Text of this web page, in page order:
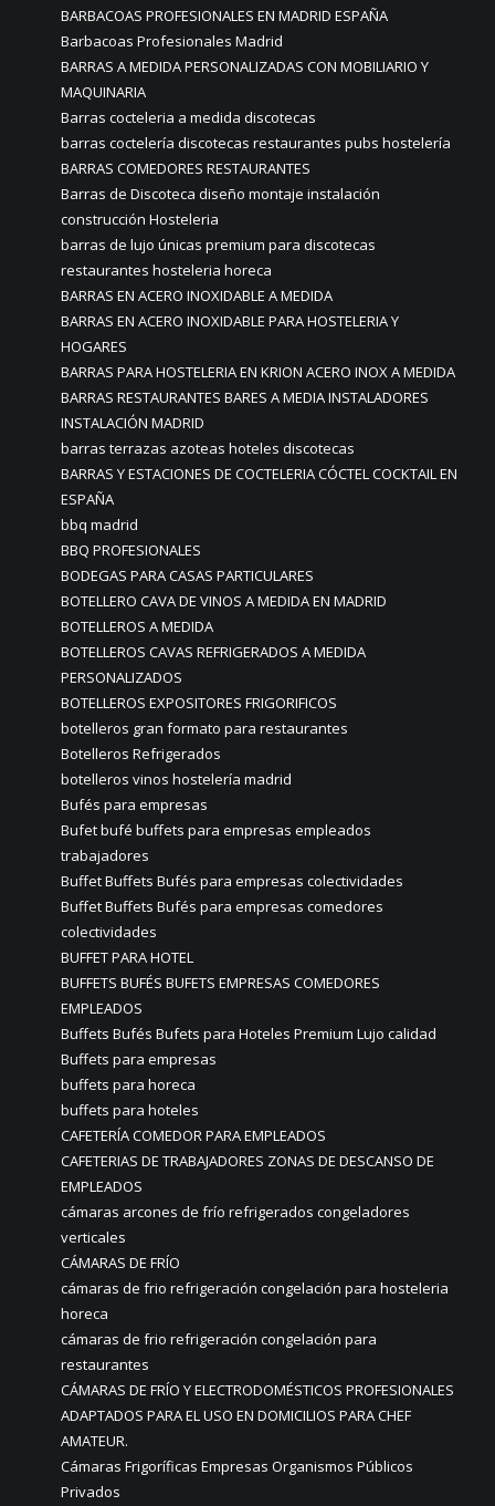
BARBACOAS PROFESIONALES EN MADRID ESPAÑA
Barbacoas Profesionales Madrid
BARRAS A MEDIDA PERSONALIZADAS CON MOBILIARIO Y
MAQUINARIA
Barras cocteleria a medida discotecas
barras coctelería discotecas restaurantes pubs hostelería
BARRAS COMEDORES RESTAURANTES
Barras de Discoteca diseño montaje instalación
construcción Hosteleria
barras de lujo únicas premium para discotecas
restaurantes hosteleria horeca
BARRAS EN ACERO INOXIDABLE A MEDIDA
BARRAS EN ACERO INOXIDABLE PARA HOSTELERIA Y
HOGARES
BARRAS PARA HOSTELERIA EN KRION ACERO INOX A MEDIDA
BARRAS RESTAURANTES BARES A MEDIA INSTALADORES
INSTALACIÓN MADRID
barras terrazas azoteas hoteles discotecas
BARRAS Y ESTACIONES DE COCTELERIA CÓCTEL COCKTAIL EN
ESPAÑA
bbq madrid
BBQ PROFESIONALES
BODEGAS PARA CASAS PARTICULARES
BOTELLERO CAVA DE VINOS A MEDIDA EN MADRID
BOTELLEROS A MEDIDA
BOTELLEROS CAVAS REFRIGERADOS A MEDIDA
PERSONALIZADOS
BOTELLEROS EXPOSITORES FRIGORIFICOS
botelleros gran formato para restaurantes
Botelleros Refrigerados
botelleros vinos hostelería madrid
Bufés para empresas
Bufet bufé buffets para empresas empleados
trabajadores
Buffet Buffets Bufés para empresas colectividades
Buffet Buffets Bufés para empresas comedores
colectividades
BUFFET PARA HOTEL
BUFFETS BUFÉS BUFETS EMPRESAS COMEDORES
EMPLEADOS
Buffets Bufés Bufets para Hoteles Premium Lujo calidad
Buffets para empresas
buffets para horeca
buffets para hoteles
CAFETERÍA COMEDOR PARA EMPLEADOS
CAFETERIAS DE TRABAJADORES ZONAS DE DESCANSO DE
EMPLEADOS
cámaras arcones de frío refrigerados congeladores
verticales
CÁMARAS DE FRÍO
cámaras de frio refrigeración congelación para hosteleria
horeca
cámaras de frio refrigeración congelación para
restaurantes
CÁMARAS DE FRÍO Y ELECTRODOMÉSTICOS PROFESIONALES
ADAPTADOS PARA EL USO EN DOMICILIOS PARA CHEF
AMATEUR.
Cámaras Frigoríficas Empresas Organismos Públicos
Privados